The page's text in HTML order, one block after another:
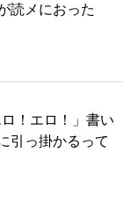
読メにおった
！エロ！」書い
引っ掛かるって